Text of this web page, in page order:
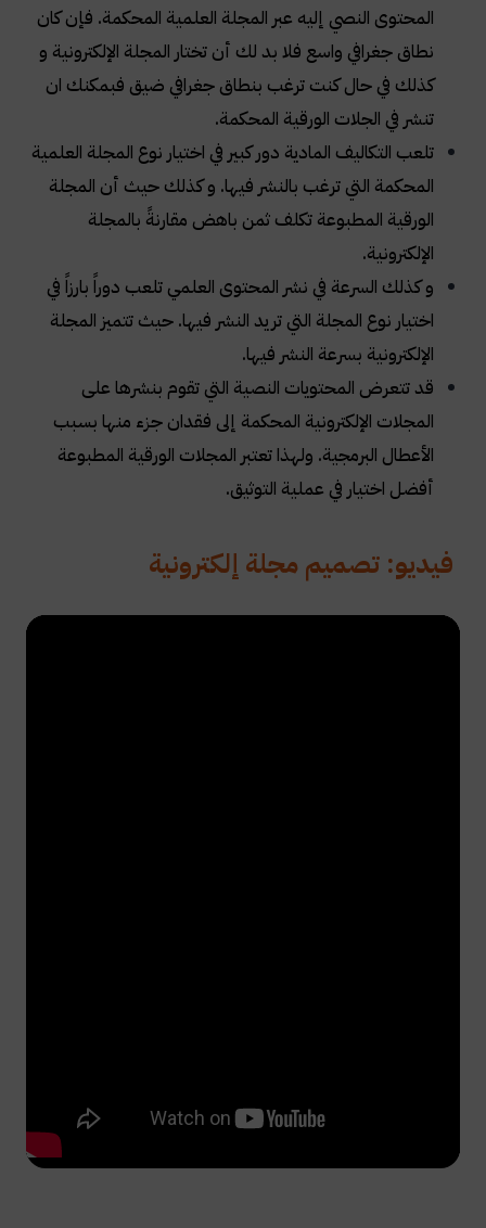
المحتوى النصي إليه عبر المجلة العلمية المحكمة. فإن كان
نطاق جغرافي واسع فلا بد لك أن تختار المجلة الإلكترونية و
كذلك في حال كنت ترغب بنطاق جغرافي ضيق فبمكنك ان
تنشر في الجلات الورقية المحكمة.
تلعب التكاليف المادية دور كبير في اختيار نوع المجلة العلمية
المحكمة التي ترغب بالنشر فيها. و كذلك حيث أن المجلة
الورقية المطبوعة تكلف ثمن باهض مقارنةً بالمجلة
الإلكترونية.
و كذلك السرعة في نشر المحتوى العلمي تلعب دوراً بارزاً في
اختيار نوع المجلة التي تريد النشر فيها. حيث تتميز المجلة
الإلكترونية بسرعة النشر فيها.
قد تتعرض المحتويات النصية التي تقوم بنشرها على
المجلات الإلكترونية المحكمة إلى فقدان جزء منها بسبب
الأعطال البرمجية. ولهذا تعتبر المجلات الورقية المطبوعة
أفضل اختيار في عملية التوثيق.
فيديو: تصميم مجلة إلكترونية